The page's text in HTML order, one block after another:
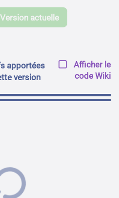
Version actuelle
apportées
version
Afficher le
code Wiki